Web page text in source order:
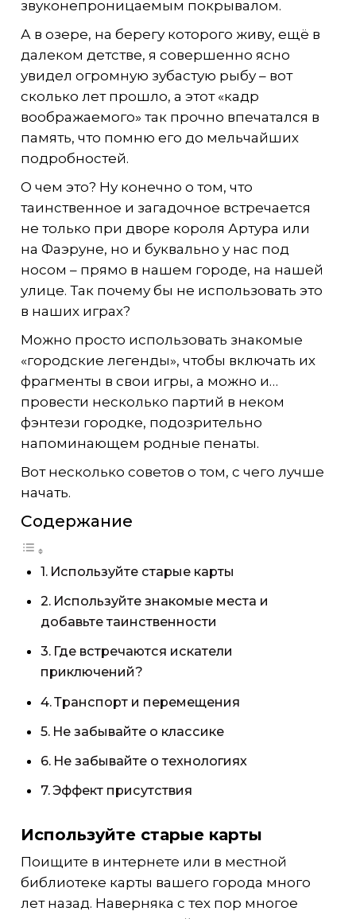
звуконепроницаемым покрывалом.
А в озере, на берегу которого живу, ещё в
далеком детстве, я совершенно ясно
увидел огромную зубастую рыбу – вот
сколько лет прошло, а этот «кадр
воображаемого» так прочно впечатался в
память, что помню его до мельчайших
подробностей.
О чем это? Ну конечно о том, что
таинственное и загадочное встречается
не только при дворе короля Артура или
на Фаэруне, но и буквально у нас под
носом – прямо в нашем городе, на нашей
улице. Так почему бы не использовать это
в наших играх?
Можно просто использовать знакомые
«городские легенды», чтобы включать их
фрагменты в свои игры, а можно и…
провести несколько партий в неком
фэнтези городке, подозрительно
напоминающем родные пенаты.
Вот несколько советов о том, с чего лучше
начать.
Содержание
Используйте старые карты
Используйте знакомые места и
добавьте таинственности
Где встречаются искатели
приключений?
Транспорт и перемещения
Не забывайте о классике
Не забывайте о технологиях
Эффект присутствия
Используйте старые карты
Поищите в интернете или в местной
библиотеке карты вашего города много
лет назад. Наверняка с тех пор многое